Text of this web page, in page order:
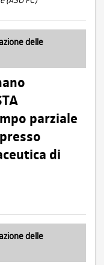
delle
parziale
di
delle